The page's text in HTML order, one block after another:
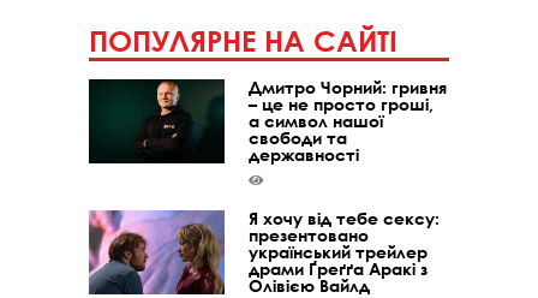
ПОПУЛЯРНЕ НА САЙТІ
Дмитро Чорний: гривня
– це не просто гроші,
а символ нашої
свободи та
державності
Я хочу від тебе сексу:
презентовано
український трейлер
драми Ґреґґа Аракі з
Олівією Вайлд